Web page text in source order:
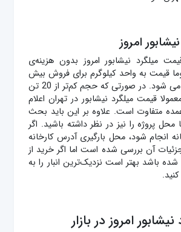
امروز
میلگرد نیشابور امروز بدون هزینه‌ی
قیمت به واحد کیلوگرم برای فروش بیش
از یک تریلی اعلام می شود. در صورتی که حجم کم‌تر از 20 تن
قیمت میلگرد نیشابور در تهران اعلام
متفاوت است. علاوه بر این باید بحث
محل پروژه را نیز در نظر داشته باشید. اگر
انجام شود، محل بارگیری آدرس کارخانه
آن بررسی شده است اما اگر خرید از
شده باشد بهتر است نزدیک‌ترین انبار را به
امروز در بازار